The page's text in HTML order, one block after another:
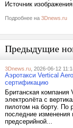
Источник
Подробнее на 3Dnews.ru
Предыдущие
3Dnews.ru , 2026-06-12
Аэротакси Vertical
сертификацию
Британская
электролёта с
пилотом на борту. По
последние изменения
предсерийной...